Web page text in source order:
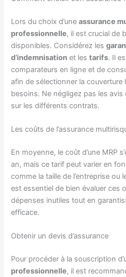
Lors du choix d’uneassurance
professionnelle, il est crucial de
disponibles. Considérez les
d’indemnisation et lestarifs. Il
comparateurs en ligne et de
afin de sélectionner la couverture
besoins. Ne négligez pas les avis
sur les différents contrats.
Les coûts de l’assurance
En moyenne, le coût d’une MRP
an, mais ce tarif peut varier en
comme la taille de l’entreprise ou
est essentiel de bien évaluer ces
dépenses inutiles tout en
efficace.
Obtenir un devis d’assurance
Pour procéder à la souscription
professionnelle, il est